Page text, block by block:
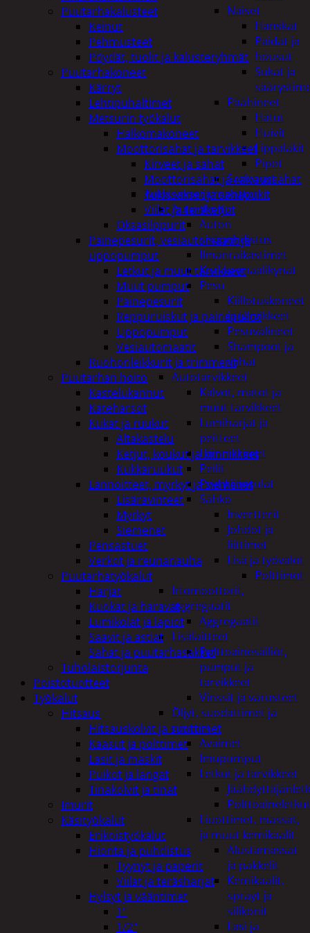
Naiset
Hanskat
Paidat ja
housut
Sukat ja
Päähineet
Hatut
Huivit
Lippalakit
Pipot
Sadeasut
Auto, vene ja moottori
Autonhoito
Auton
sisäpuhdistus
Ilmanraikastimet
Korjausmaalikynät
Pesu
Kiillotuskoneet
ja tarvikkeet
Pesuvälineet
Shampoot ja
vahat
Autotarvikkeet
Kalvot, matot ja
muut tarvikkeet
Lumiharjat ja
peitteet
Lämmittimet
Peilit
Pyyhkijänsulat
Sähkö
Invertterit
Johdot ja
liittimet
Lisä ja työvalot
Polttimot
Irtomoottorit,
aggregaatit
Aggregaatit
Lisälaitteet
Polttoainesäiliöt,
pumput ja
tarvikkeet
Vinssit ja varusteet
Öljyt, suodattimet ja
nesteet
Avaimet
Imupumput
Letkut ja tarvikkeet
Polttoaineletkut
Liuottimet, massat,
ja muut kemikaalit
Alustamassat
ja pakkelit
Kemikaalit,
sprayt ja
silikonit
Lasi ja
Puutarhakalusteet
Keinut
Pehmusteet
Pöydät, tuolit ja kalusteryhmät
Puutarhakoneet
Kärryt
Lehtipuhaltimet
Metsurin työkalut
Halkomakoneet
Moottorisahat ja tarvikkeet
Kirveet ja sahat
Moottorisahat ja raivaussahat
Tukkisakset ja sahapukit
Viilat ja teräketjut
Oksasilppurit
Painepesurit, vesiautomaatit ja
uppopumput
Letkut ja muut tarvikkeet
Muut pumput
Painepesurit
Reppuruiskut ja painepullot
Uppopumput
Vesiautomaatit
Ruohonleikkurit ja trimmerit
Puutarhan hoito
Kastelukannut
Kateharsot
Kukat ja ruukut
Altakastelu
Ketjut, koukut ja kiinnikkeet
Kukkaruukut
Lannoitteet, myrkyt ja siemenet
Lisäravinteet
Myrkyt
Siemenet
Pensastuet
Verkot ja reunanauha
Puutarhatyökalut
Harjat
Kuokat ja haravat
Lumikolat ja lapiot
Saavit ja astiat
Sahat ja puutarhasakset
Tuholaistorjunta
Poistotuotteet
Työkalut
Hitsaus
Hitsauskolvit ja suuttimet
Kaasut ja polttimet
Lasit ja maskit
Puikot ja langat
Tinakolvit ja tinat
Imurit
Käsityökalut
Erikoistyökalut
Hionta ja puhdistus
Tyynyt ja paperit
Viilat ja teräsharjat
Hylsyt ja vääntimet
1"
1/2"